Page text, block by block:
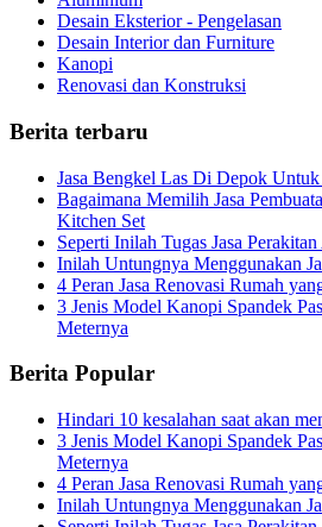
Desain Eksterior - Pengelasan
Desain Interior dan Furniture
Kanopi
Renovasi dan Konstruksi
Berita terbaru
Jasa Bengkel Las Di Depok
Bagaimana Memilih Jasa
Kitchen Set
Seperti Inilah Tugas Jasa
Inilah Untungnya Menggunakan
4 Peran Jasa Renovasi Rumah
3 Jenis Model Kanopi Spandek
Meternya
Berita Popular
Hindari 10 kesalahan saat akan
3 Jenis Model Kanopi Spandek
Meternya
4 Peran Jasa Renovasi Rumah
Inilah Untungnya Menggunakan